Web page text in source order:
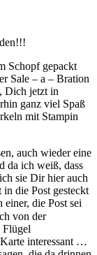
Schopf gepackt
Sale – a – Bration
Dich jetzt in
ganz viel Spaß
mit Stampin
auch wieder eine
da ich weiß, dass
sie Dir hier auch
in die Post gesteckt
einer, die Post sei
von der
Flügel
interessant …